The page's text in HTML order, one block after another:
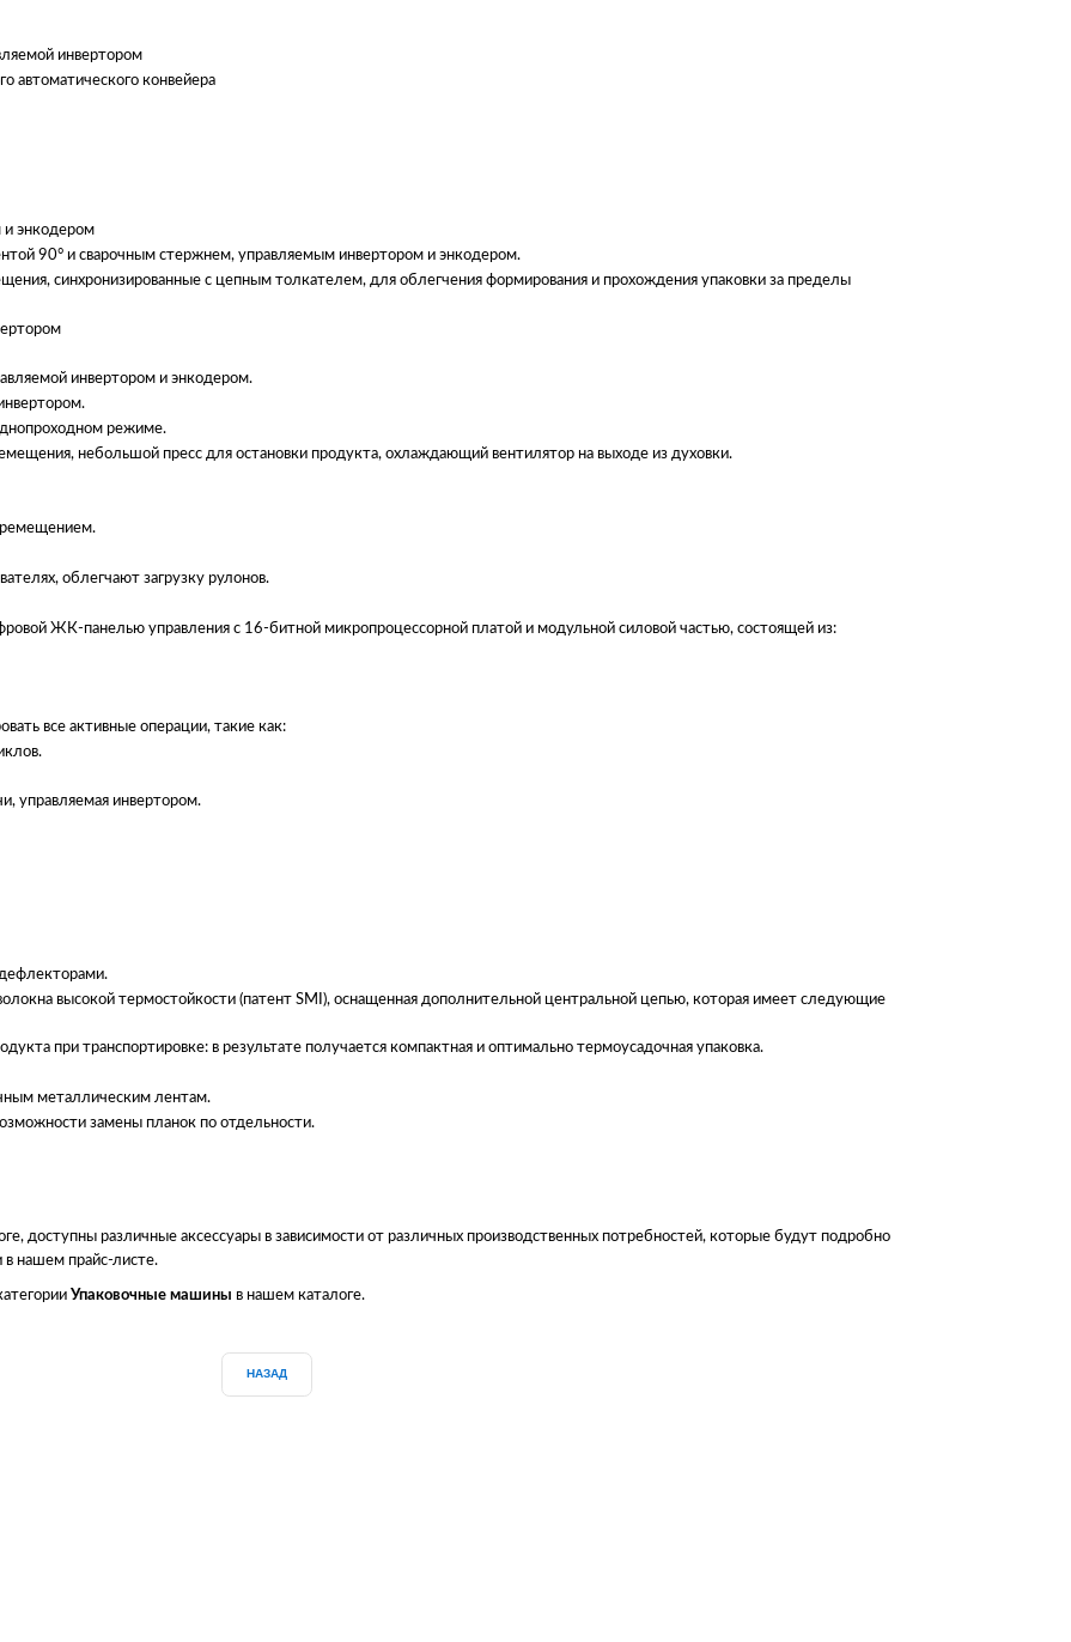
инвертором
автоматического конвейера
и энкодером
90° и сварочным стержнем, управляемым инвертором и энкодером.
синхронизированные с цепным толкателем, для облегчения формирования и прохождения упаковки за пределы
инвертором и энкодером.
режиме.
небольшой пресс для остановки продукта, охлаждающий вентилятор на выходе из духовки.
облегчают загрузку рулонов.
ЖК-панелью управления с 16-битной микропроцессорной платой и модульной силовой частью, состоящей из:
все активные операции, такие как:
управляемая инвертором.
высокой термостойкости (патент SMI), оснащенная дополнительной центральной цепью, которая имеет следующие
при транспортировке: в результате получается компактная и оптимально термоусадочная упаковка.
металлическим лентам.
замены планок по отдельности.
доступны различные аксессуары в зависимости от различных производственных потребностей, которые будут подробно
нашем прайс-листе.
Упаковочные машины в нашем каталоге.
НАЗАД